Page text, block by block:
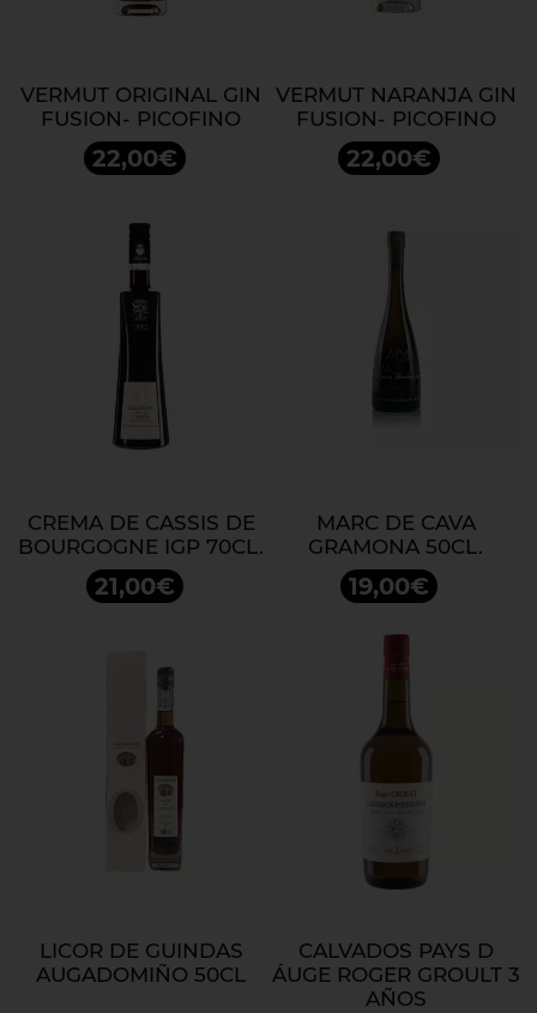
VERMUT ORIGINAL GIN
FUSION- PICOFINO
22,00€
VERMUT NARANJA GIN
FUSION- PICOFINO
22,00€
CREMA DE CASSIS DE
BOURGOGNE IGP 70CL.
21,00€
MARC DE CAVA
GRAMONA 50CL.
19,00€
LICOR DE GUINDAS
AUGADOMIÑO 50CL
CALVADOS PAYS D
ÁUGE ROGER GROULT 3
AÑOS